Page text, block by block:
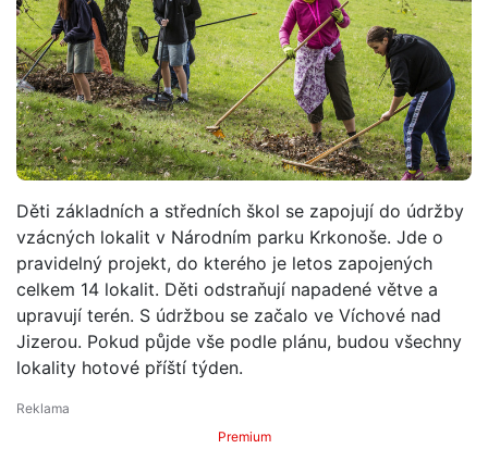
Děti základních a středních škol se zapojují do údržby
vzácných lokalit v Národním parku Krkonoše. Jde o
pravidelný projekt, do kterého je letos zapojených
celkem 14 lokalit. Děti odstraňují napadené větve a
upravují terén. S údržbou se začalo ve Víchové nad
Jizerou. Pokud půjde vše podle plánu, budou všechny
lokality hotové příští týden.
Premium